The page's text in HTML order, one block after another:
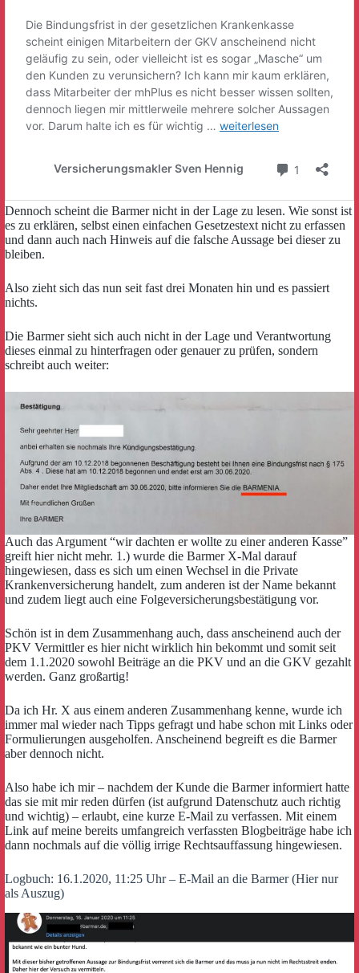
Dennoch scheint die Barmer nicht in der Lage zu lesen. Wie sonst ist
es zu erklären, selbst einen einfachen Gesetzestext nicht zu erfassen
und dann auch nach Hinweis auf die falsche Aussage bei dieser zu
bleiben.
Also zieht sich das nun seit fast drei Monaten hin und es passiert
nichts.
Die Barmer sieht sich auch nicht in der Lage und Verantwortung
dieses einmal zu hinterfragen oder genauer zu prüfen, sondern
schreibt auch weiter:
Auch das Argument “wir dachten er wollte zu einer anderen Kasse”
greift hier nicht mehr. 1.) wurde die Barmer X-Mal darauf
hingewiesen, dass es sich um einen Wechsel in die Private
Krankenversicherung handelt, zum anderen ist der Name bekannt
und zudem liegt auch eine Folgeversicherungsbestätigung vor.
Schön ist in dem Zusammenhang auch, dass anscheinend auch der
PKV Vermittler es hier nicht wirklich hin bekommt und somit seit
dem 1.1.2020 sowohl Beiträge an die PKV und an die GKV gezahlt
werden. Ganz großartig!
Da ich Hr. X aus einem anderen Zusammenhang kenne, wurde ich
immer mal wieder nach Tipps gefragt und habe schon mit Links oder
Formulierungen ausgeholfen. Anscheinend begreift es die Barmer
aber dennoch nicht.
Also habe ich mir – nachdem der Kunde die Barmer informiert hatte
das sie mit mir reden dürfen (ist aufgrund Datenschutz auch richtig
und wichtig) – erlaubt, eine kurze E-Mail zu verfassen. Mit einem
Link auf meine bereits umfangreich verfassten Blogbeiträge habe ich
dann nochmals auf die völlig irrige Rechtsauffassung hingewiesen.
Logbuch: 16.1.2020, 11:25 Uhr – E-Mail an die Barmer (Hier nur
als Auszug)